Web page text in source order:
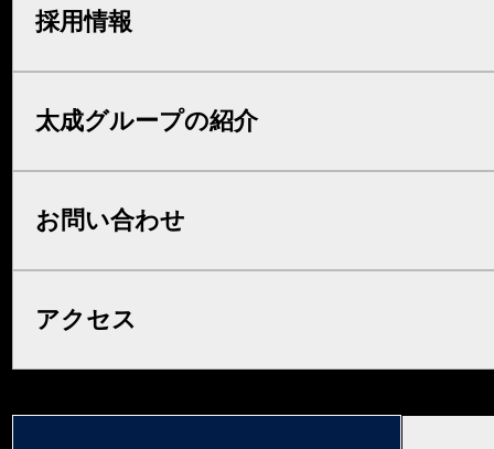
採用情報
太成グループの紹介
お問い合わせ
アクセス